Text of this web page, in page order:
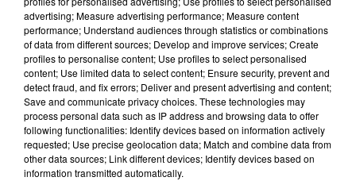
une 4/5 éme place.
9 BAMBINO DU PRE (D4) : Il semble mieux corde à
gauche, et revient à Cagnes où il a souvent bien fait.
Même si sa forme, n'est plus celle qu'il y a 2 ans, il
peut en cas de défaillance piquer une allocation.
*****
En direct des pistes :
Cagnes/Mer (R1) : 706 FRANKLIN PARK - 807
advertising; Measure advertising performance; Measure content
performance; Understand audiences through statistics or combinations
of data from different sources; Develop and improve services; Create
profiles to personalise content; Use profiles to select personalised
content; Use limited data to select content; Ensure security, prevent and
detect fraud, and fix errors; Deliver and present advertising and content;
Save and communicate privacy choices. These technologies may
process personal data such as IP address and browsing data to offer
following functionalities: Identify devices based on information actively
requested; Use precise geolocation data; Match and combine data from
other data sources; Link different devices; Identify devices based on
information transmitted automatically.